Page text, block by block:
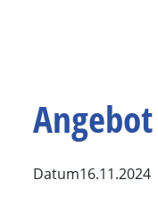
Datum16.11.2024